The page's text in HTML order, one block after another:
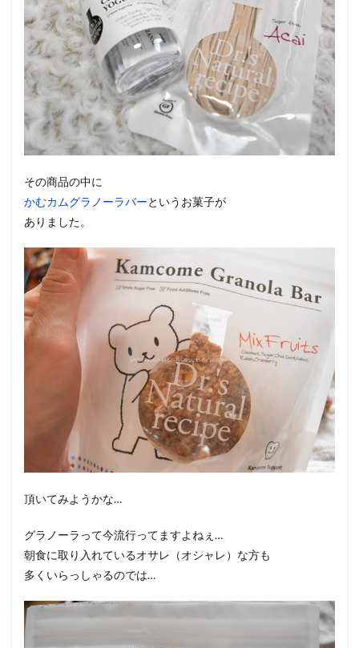
その商品の中に
かむカムグラノーラバーというお菓子が
ありました。
頂いてみようかな…
グラノーラって今流行ってますよねぇ…
朝食に取り入れているオサレ（オシャレ）な方も
多くいらっしゃるのでは…